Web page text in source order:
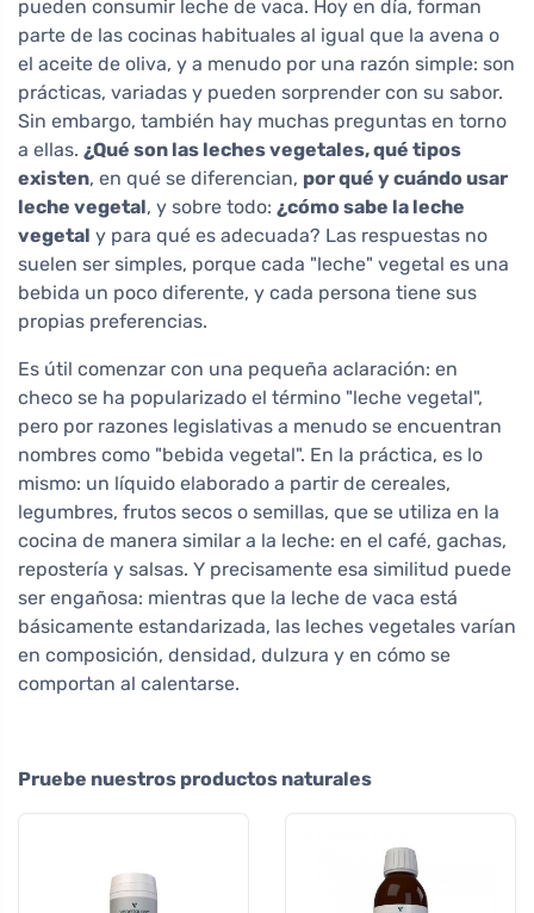
pueden consumir leche de vaca. Hoy en día, forman
parte de las cocinas habituales al igual que la avena o
el aceite de oliva, y a menudo por una razón simple: son
prácticas, variadas y pueden sorprender con su sabor.
Sin embargo, también hay muchas preguntas en torno
a ellas. ¿Qué son las leches vegetales, qué tipos
existen, en qué se diferencian, por qué y cuándo usar
leche vegetal, y sobre todo: ¿cómo sabe la leche
vegetal y para qué es adecuada? Las respuestas no
suelen ser simples, porque cada "leche" vegetal es una
bebida un poco diferente, y cada persona tiene sus
propias preferencias.
Es útil comenzar con una pequeña aclaración: en
checo se ha popularizado el término "leche vegetal",
pero por razones legislativas a menudo se encuentran
nombres como "bebida vegetal". En la práctica, es lo
mismo: un líquido elaborado a partir de cereales,
legumbres, frutos secos o semillas, que se utiliza en la
cocina de manera similar a la leche: en el café, gachas,
repostería y salsas. Y precisamente esa similitud puede
ser engañosa: mientras que la leche de vaca está
básicamente estandarizada, las leches vegetales varían
en composición, densidad, dulzura y en cómo se
comportan al calentarse.
Pruebe nuestros productos naturales